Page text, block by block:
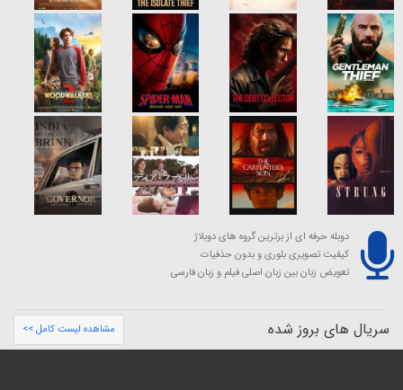
دوبله حرفه ای از برترین گروه های دوبلاژ
کیفیت تصویری بلوری و بدون حذفیات
تعویض زبان بین زبان اصلی فیلم و زبان فارسی
سریال های بروز شده مشاهده لیست کامل >>